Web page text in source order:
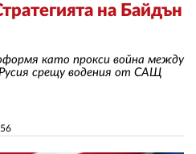
на Байдън
като прокси война между
срещу водения от САЩ
НАС